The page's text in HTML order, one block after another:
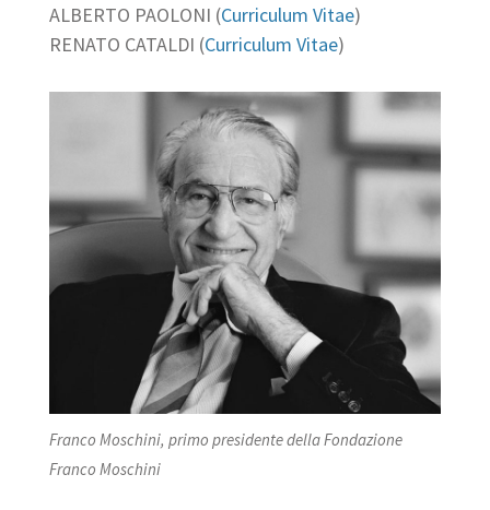
ALBERTO PAOLONI (Curriculum Vitae)
RENATO CATALDI (Curriculum Vitae)
Franco Moschini, primo presidente della Fondazione
Franco Moschini